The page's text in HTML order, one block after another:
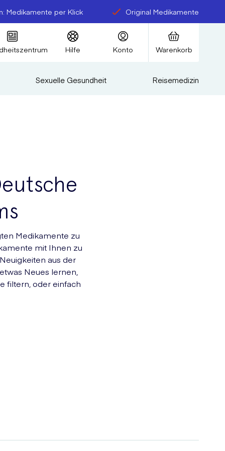
Medikamente per Klick Original Medikamente
Hilfe Konto Warenkorb
Sexuelle Gesundheit Reisemedizin
Medikamente zu
mit Ihnen zu
aus der
Neues lernen,
filtern, oder einfach